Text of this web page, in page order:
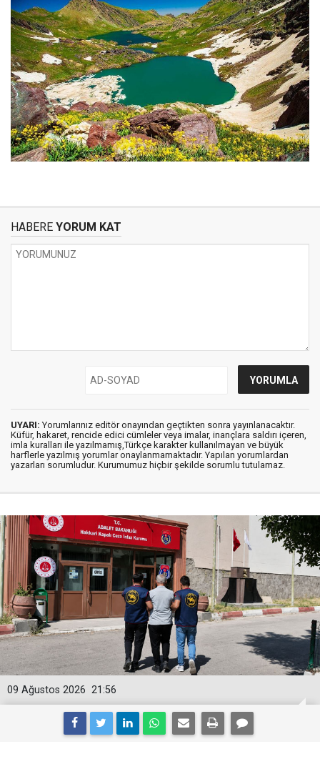
HABERE YORUM KAT
UYARI: Yorumlarınız editör onayından geçtikten sonra yayınlanacaktır.
Küfür, hakaret, rencide edici cümleler veya imalar, inançlara saldırı içeren,
imla kuralları ile yazılmamış,Türkçe karakter kullanılmayan ve büyük
harflerle yazılmış yorumlar onaylanmamaktadır. Yapılan yorumlardan
yazarları sorumludur. Kurumumuz hiçbir şekilde sorumlu tutulamaz.
21:56
09 Ağustos 2026